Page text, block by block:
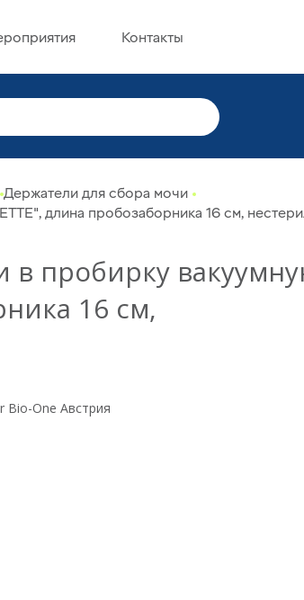
Контакты
Держатели для сбора мочи
длина пробозаборника 16 см,
в пробирку
16 см,
Bio-One Австрия